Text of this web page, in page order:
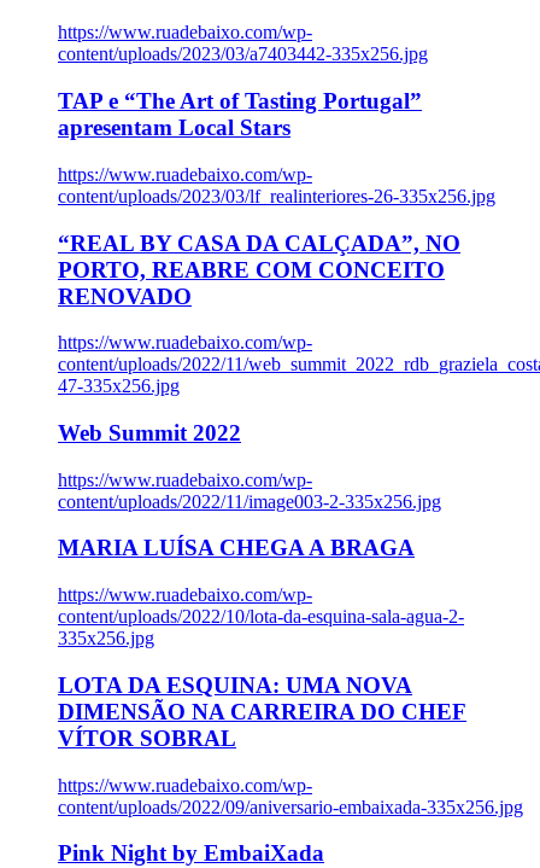
https://www.ruadebaixo.com/wp-
content/uploads/2023/03/a7403442-335x256.jpg
TAP e “The Art of Tasting Portugal”
apresentam Local Stars
https://www.ruadebaixo.com/wp-
content/uploads/2023/03/lf_realinteriores-26-335x256.jpg
“REAL BY CASA DA CALÇADA”, NO
PORTO, REABRE COM CONCEITO
RENOVADO
https://www.ruadebaixo.com/wp-
content/uploads/2022/11/
47-335x256.jpg
Web Summit 2022
https://www.ruadebaixo.com/wp-
content/uploads/2022/11/image003-2-335x256.jpg
MARIA LUÍSA CHEGA A BRAGA
https://www.ruadebaixo.com/wp-
content/uploads/2022/10/lota-da-esquina-sala-agua-2-
335x256.jpg
LOTA DA ESQUINA: UMA NOVA
DIMENSÃO NA CARREIRA DO CHEF
VÍTOR SOBRAL
https://www.ruadebaixo.com/wp-
content/uploads/2022/09/aniversario-embaixada-335x256.jpg
Pink Night by EmbaiXada